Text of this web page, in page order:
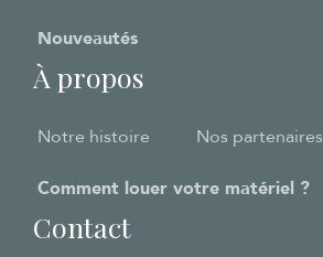
Nouveautés
À propos
Notre histoire Nos partenaires
Comment louer votre matériel ?
Contact